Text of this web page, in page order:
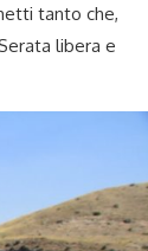
tanto che,
libera e